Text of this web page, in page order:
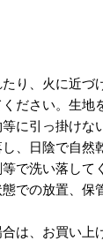
り、火に近
ださい。生地
に引っ掛けな
、日陰で自然
で洗い落して
での放置、
は、お買い上